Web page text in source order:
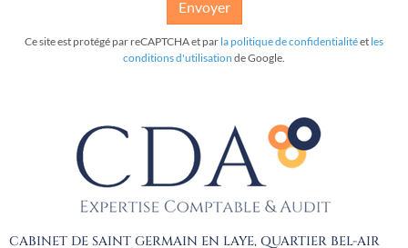
Envoyer
Ce site est protégé par reCAPTCHA et par la politique de confidentialitéet les
conditions d'utilisation de Google.
CABINET DE SAINT GERMAIN EN LAYE, QUARTIER BEL-AIR